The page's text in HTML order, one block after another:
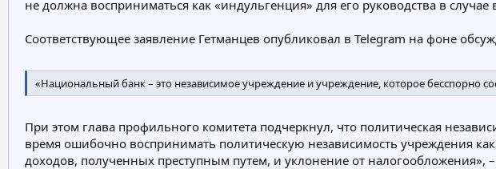
ы
л
не должна восприниматься как «индульгенция» для его руководства в
Соответствующее заявление Гетманцев опубликовал в Telegram на фоне
«Национальный банк – это независимое учреждение и учреждение, которое бесспорно
При этом глава профильного комитета подчеркнул, что политическая
время ошибочно воспринимать политическую независимость учреждения
доходов, полученных преступным путем, и уклонение от налогообложения»,